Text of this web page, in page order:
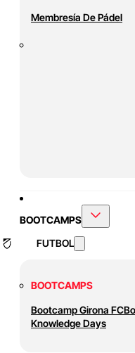
Membresía De Pádel
BOOTCAMPS
FUTBOL
BOOTCAMPS
Bootcamp Girona FC
Knowledge Days